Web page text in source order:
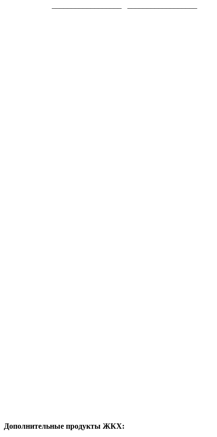
Дополнительные продукты ЖКХ: